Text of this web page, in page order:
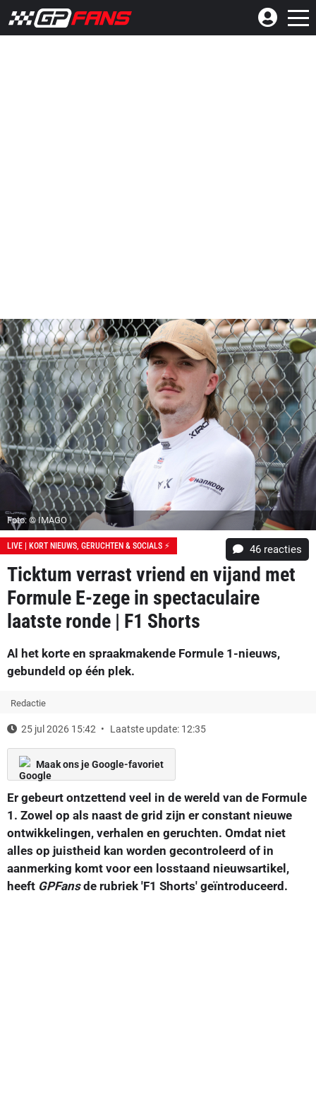
Foto: © IMAGO
LIVE | KORT NIEUWS, GERUCHTEN & SOCIALS ⚡ 46 reacties
Ticktum verrast vriend en vijand met
Formule E-zege in spectaculaire
laatste ronde | F1 Shorts
Al het korte en spraakmakende Formule 1-nieuws,
gebundeld op één plek.
Redactie
25 jul 2026 15:42 Laatste update: 12:35
Maak ons je Google-favoriet
Er gebeurt ontzettend veel in de wereld van de Formule
1. Zowel op als naast de grid zijn er constant nieuwe
ontwikkelingen, verhalen en geruchten. Omdat niet
alles op juistheid kan worden gecontroleerd of in
aanmerking komt voor een losstaand nieuwsartikel,
heeft GPFansde rubriek 'F1 Shorts' geïntroduceerd.